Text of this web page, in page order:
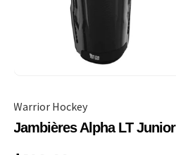
Warrior Hockey
Jambières Alpha LT Junior